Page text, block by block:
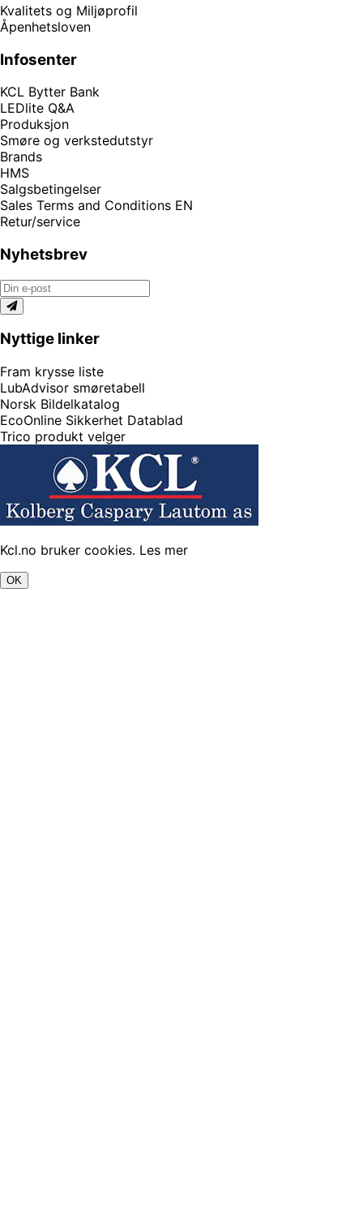
Kvalitets og Miljøprofil
Åpenhetsloven
Infosenter
KCL Bytter Bank
LEDlite Q&A
Produksjon
Smøre og verkstedutstyr
Brands
HMS
Salgsbetingelser
Sales Terms and Conditions EN
Retur/service
Nyhetsbrev
Nyttige linker
Fram krysse liste
LubAdvisor smøretabell
Norsk Bildelkatalog
EcoOnline Sikkerhet Datablad
Trico produkt velger
Kcl.no bruker cookies. Les mer
OK